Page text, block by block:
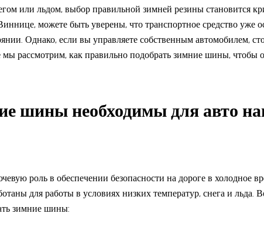
или льдом, выбор правильной зимней резины становится
можете быть уверены, что транспортное средство уже
Однако, если вы управляете собственным автомобилем,
мы рассмотрим, как правильно подобрать зимние шины, чтобы
шины необходимы для авто
роль в обеспечении безопасности на дороге в холодное
для работы в условиях низких температур, снега и
зимние шины: